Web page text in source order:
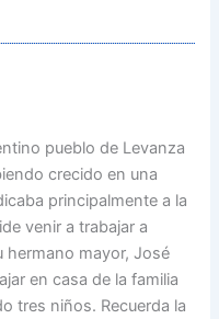
pueblo de Levanza
crecido en una
principalmente a la
venir a trabajar a
hermano mayor, José
en casa de la familia
tres niños. Recuerda la